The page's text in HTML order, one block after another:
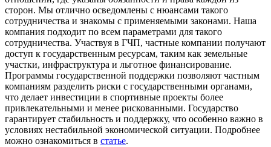
сторон. Мы отлично осведомлены с нюансами такого
сотрудничества и знакомы с применяемыми законами. Наша
компания подходит по всем параметрами для такого
сотрудничества. Участвуя в ГЧП, частные компании получают
доступ к государственным ресурсам, таким как земельные
участки, инфраструктура и льготное финансирование.
Программы государственной поддержки позволяют частным
компаниям разделить риски с государственными органами,
что делает инвестиции в спортивные проекты более
привлекательными и менее рискованными. Государство
гарантирует стабильность и поддержку, что особенно важно в
условиях нестабильной экономической ситуации. Подробнее
можно ознакомиться в статье.